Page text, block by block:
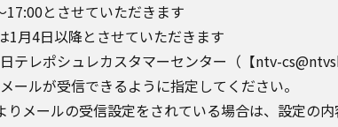
とさせていただきます
月4日以降とさせていただきます
テレポシュレカスタマーセンター（【ntv-
ルが受信できるように指定してください。
メールの受信設定をされている場合は、設定の内